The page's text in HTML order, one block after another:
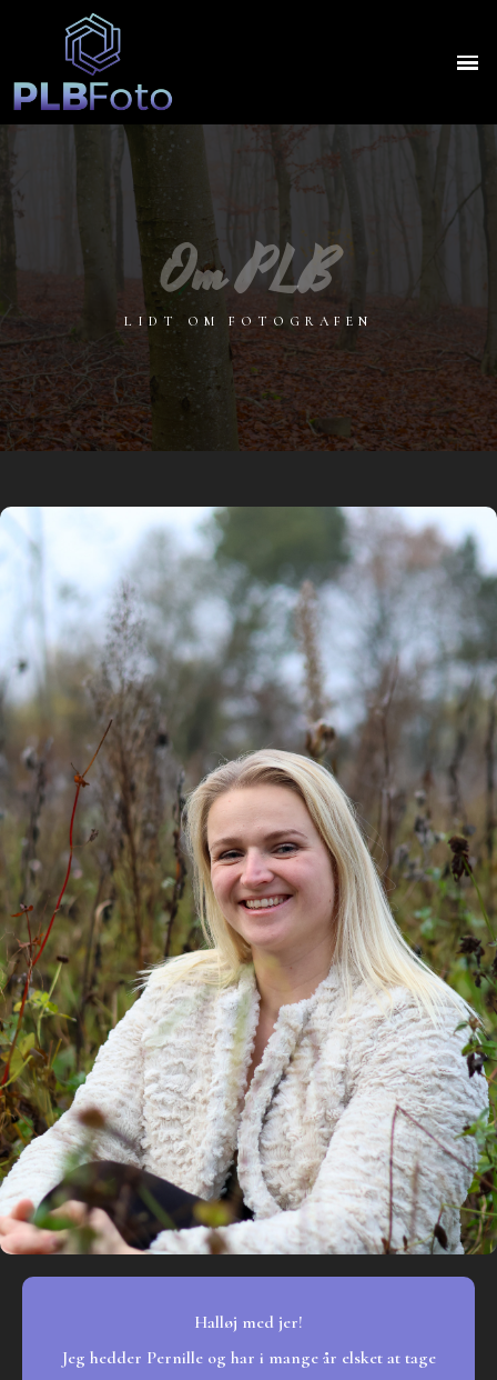
Om PLB
LIDT OM FOTOGRAFEN
Halløj med jer!
Jeg hedder Pernille og har i mange år elsket at tage